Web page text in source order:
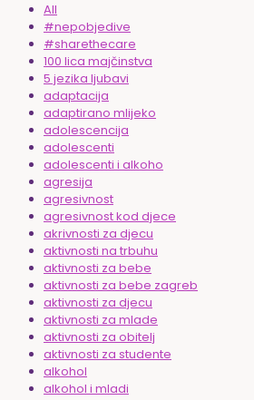
All
#nepobjedive
#sharethecare
100 lica majčinstva
5 jezika ljubavi
adaptacija
adaptirano mlijeko
adolescencija
adolescenti
adolescenti i alkoho
agresija
agresivnost
agresivnost kod djece
akrivnosti za djecu
aktivnosti na trbuhu
aktivnosti za bebe
aktivnosti za bebe zagreb
aktivnosti za djecu
aktivnosti za mlade
aktivnosti za obitelj
aktivnosti za studente
alkohol
alkohol i mladi